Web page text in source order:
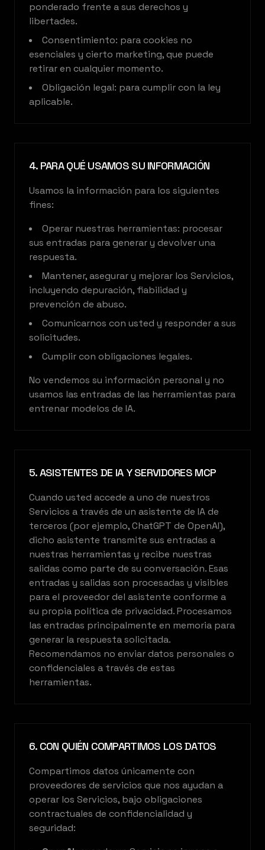
ponderado frente a sus derechos y
libertades.
Consentimiento: para cookies no
esenciales y cierto marketing, que puede
retirar en cualquier momento.
Obligación legal: para cumplir con la ley
aplicable.
4. PARA QUÉ USAMOS SU INFORMACIÓN
Usamos la información para los siguientes
fines:
Operar nuestras herramientas: procesar
sus entradas para generar y devolver una
respuesta.
Mantener, asegurar y mejorar los Servicios,
incluyendo depuración, fiabilidad y
prevención de abuso.
Comunicarnos con usted y responder a sus
solicitudes.
Cumplir con obligaciones legales.
No vendemos su información personal y no
usamos las entradas de las herramientas para
entrenar modelos de IA.
5. ASISTENTES DE IA Y SERVIDORES MCP
Cuando usted accede a uno de nuestros
Servicios a través de un asistente de IA de
terceros (por ejemplo, ChatGPT de OpenAI),
dicho asistente transmite sus entradas a
nuestras herramientas y recibe nuestras
salidas como parte de su conversación. Esas
entradas y salidas son procesadas y visibles
para el proveedor del asistente conforme a
su propia política de privacidad. Procesamos
las entradas principalmente en memoria para
generar la respuesta solicitada.
Recomendamos no enviar datos personales o
confidenciales a través de estas
herramientas.
6. CON QUIÉN COMPARTIMOS LOS DATOS
Compartimos datos únicamente con
proveedores de servicios que nos ayudan a
operar los Servicios, bajo obligaciones
contractuales de confidencialidad y
seguridad: